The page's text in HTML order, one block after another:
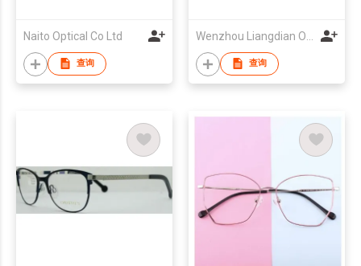
Naito Optical Co Ltd
查询 查询